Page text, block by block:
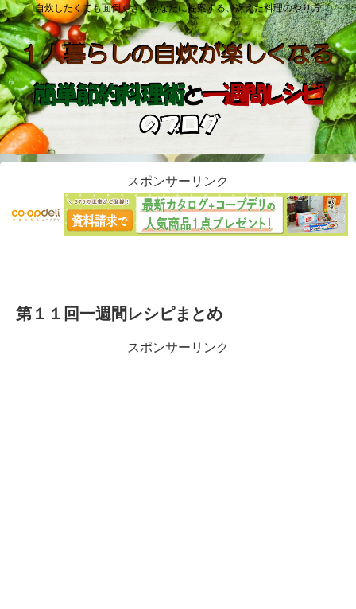
自炊したくても面倒くさいあなたに提案する、冴えた料理のやり方
スポンサーリンク
第１１回一週間レシピまとめ
スポンサーリンク